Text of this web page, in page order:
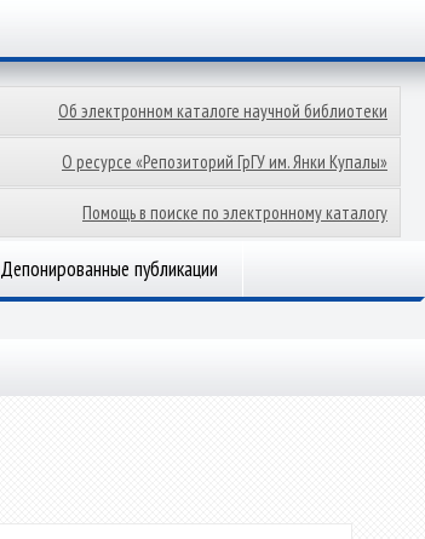
Об электронном каталоге научной библиотеки
О ресурсе «Репозиторий ГрГУ им. Янки Купалы»
Помощь в поиске по электронному каталогу
Депонированные публикации